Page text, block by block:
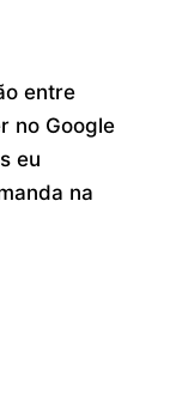
entre
no Google
eu
na